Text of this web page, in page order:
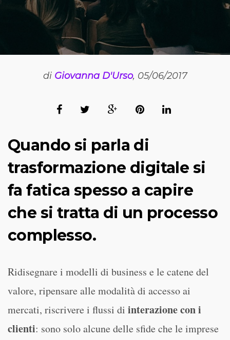
di Giovanna D'Urso, 05/06/2017
Quando si parla di
trasformazione digitale si
fa fatica spesso a capire
che si tratta di un processo
complesso.
Ridisegnare i modelli di business e le catene del
valore, ripensare alle modalità di accesso ai
mercati, riscrivere i flussi di interazione con i
clienti: sono solo alcune delle sfide che le imprese